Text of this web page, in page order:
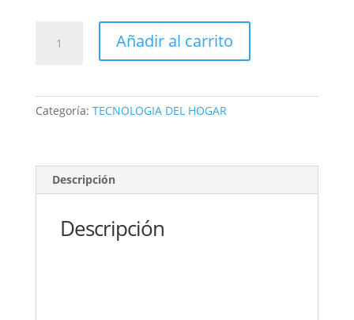
Minera
COB,
Añadir al carrito
Categoría: TECNOLOGIA DEL HOGAR
Descripción
Descripción